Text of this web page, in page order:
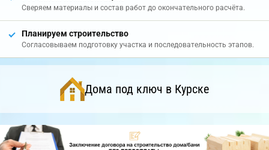
Сверяем материалы и состав работ до окончательного расчёта.
Планируем строительство
Согласовываем подготовку участка и последовательность этапов.
Дома под ключ в Курске